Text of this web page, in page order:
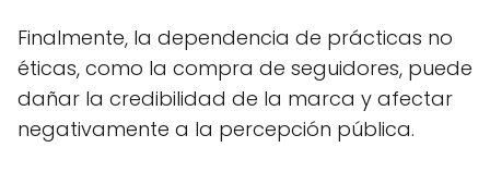
Finalmente, la dependencia de prácticas no
éticas, como la compra de seguidores, puede
dañar la credibilidad de la marca y afectar
negativamente a la percepción pública.